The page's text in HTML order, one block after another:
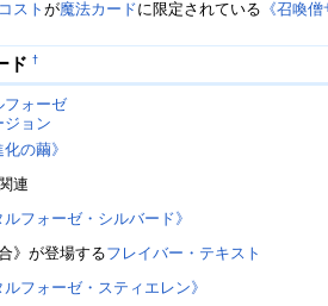
ストが魔法カードに限定されている 《召喚
ド †
フォーゼ
ジョン
化の繭》
関連
ルフォーゼ・シルバード》
》が登場するフレイバー・テキスト
ルフォーゼ・スティエレン》